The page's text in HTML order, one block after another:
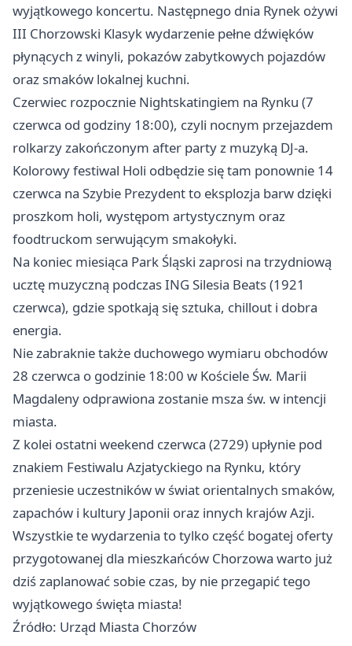
wyjątkowego koncertu. Następnego dnia Rynek ożywi
III Chorzowski Klasyk wydarzenie pełne dźwięków
płynących z winyli, pokazów zabytkowych pojazdów
oraz smaków lokalnej kuchni.
Czerwiec rozpocznie Nightskatingiem na Rynku (7
czerwca od godziny 18:00), czyli nocnym przejazdem
rolkarzy zakończonym after party z muzyką DJ-a.
Kolorowy festiwal Holi odbędzie się tam ponownie 14
czerwca na Szybie Prezydent to eksplozja barw dzięki
proszkom holi, występom artystycznym oraz
foodtruckom serwującym smakołyki.
Na koniec miesiąca Park Śląski zaprosi na trzydniową
ucztę muzyczną podczas ING Silesia Beats (1921
czerwca), gdzie spotkają się sztuka, chillout i dobra
energia.
Nie zabraknie także duchowego wymiaru obchodów
28 czerwca o godzinie 18:00 w Kościele Św. Marii
Magdaleny odprawiona zostanie msza św. w intencji
miasta.
Z kolei ostatni weekend czerwca (2729) upłynie pod
znakiem Festiwalu Azjatyckiego na Rynku, który
przeniesie uczestników w świat orientalnych smaków,
zapachów i kultury Japonii oraz innych krajów Azji.
Wszystkie te wydarzenia to tylko część bogatej oferty
przygotowanej dla mieszkańców Chorzowa warto już
dziś zaplanować sobie czas, by nie przegapić tego
wyjątkowego święta miasta!
Źródło: Urząd Miasta Chorzów